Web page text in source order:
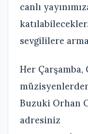
canlı
sevgililere
Her Çarşamba,
Buzuki Orhan
adresiniz